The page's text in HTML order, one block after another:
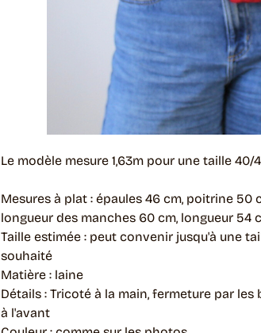
Le modèle mesure 1,63m pour une taille 40/
Mesures à plat : épaules 46 cm, poitrine 50
longueur des manches 60 cm, longueur 54
Taille estimée : peut convenir jusqu'à une
souhaité
Matière : laine
Détails : Tricoté à la main, fermeture par
à l'avant